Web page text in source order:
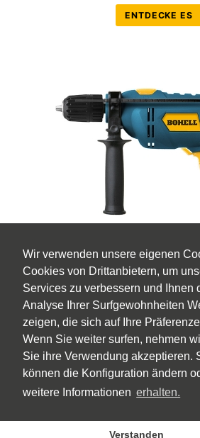
Wir verwenden unsere eigenen
Cookies von Drittanbietern, um
Services zu verbessern und Ihnen
Analyse Ihrer Surfgewohnheiten
zeigen, die sich auf Ihre
Wenn Sie weiter surfen, nehmen
Sie ihre Verwendung akzeptieren.
können die Konfiguration ändern
weitere Informationen erhalten.
Verstanden
ENTDECKE ES
DREHBOHRER
ENTDECKE ES
© 2026 Bohell
Privacidad Newsletter
Garantie